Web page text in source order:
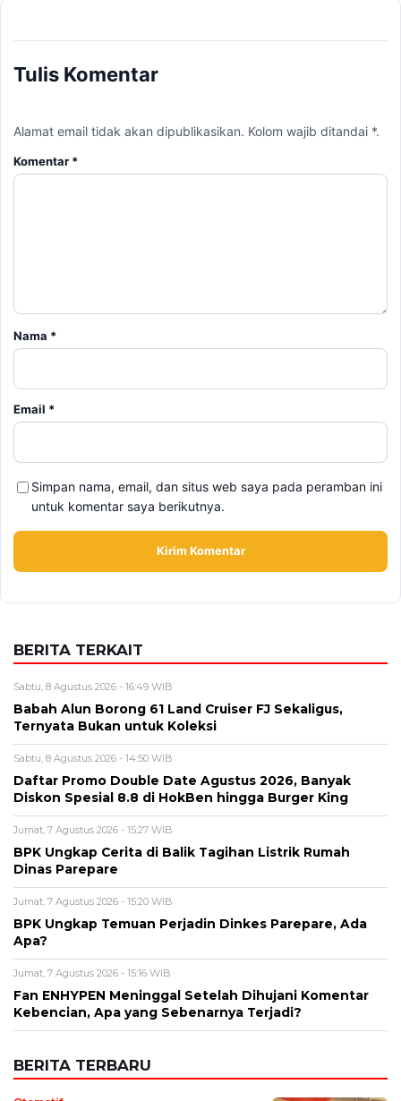
Tulis Komentar
Alamat email tidak akan dipublikasikan. Kolom wajib ditandai *.
Komentar*
Nama*